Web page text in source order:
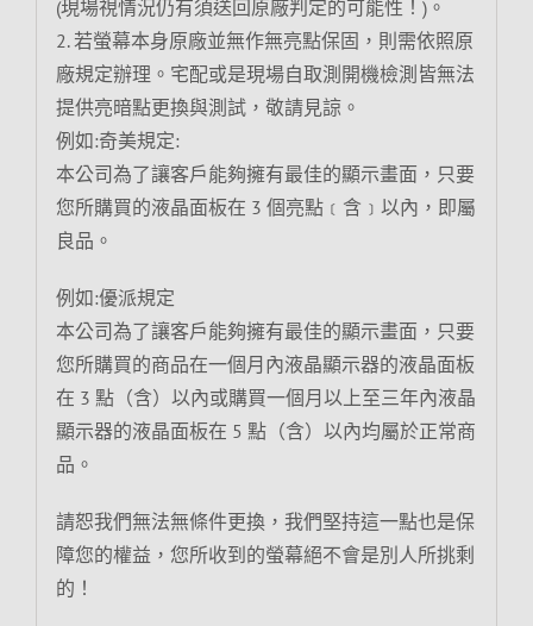
(現場視情況仍有須送回原廠判定的可能性！)。
2. 若螢幕本身原廠並無作無亮點保固，則需依照原
廠規定辦理。宅配或是現場自取測開機檢測皆無法
提供亮暗點更換與測試，敬請見諒。
例如:奇美規定:
本公司為了讓客戶能夠擁有最佳的顯示畫面，只要
您所購買的液晶面板在 3 個亮點﹝含﹞以內，即屬
良品。
例如:優派規定
本公司為了讓客戶能夠擁有最佳的顯示畫面，只要
您所購買的商品在一個月內液晶顯示器的液晶面板
在 3 點（含）以內或購買一個月以上至三年內液晶
顯示器的液晶面板在 5 點（含）以內均屬於正常商
品。
請恕我們無法無條件更換，我們堅持這一點也是保
障您的權益，您所收到的螢幕絕不會是別人所挑剩
的！